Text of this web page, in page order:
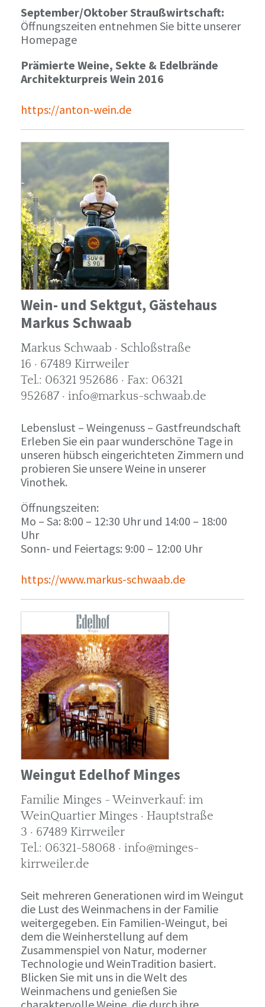
September/Oktober Straußwirtschaft:
Öffnungszeiten entnehmen Sie bitte unserer
Homepage
Prämierte Weine, Sekte & Edelbrände
Architekturpreis Wein 2016
https://anton-wein.de
Wein- und Sektgut, Gästehaus
Markus Schwaab
Markus Schwaab · Schloßstraße
16 · 67489 Kirrweiler
Tel.: 06321 952686 · Fax: 06321
952687 · info@markus-schwaab.de
Lebenslust – Weingenuss – Gastfreundschaft
Erleben Sie ein paar wunderschöne Tage in
unseren hübsch eingerichteten Zimmern und
probieren Sie unsere Weine in unserer
Vinothek.
Öffnungszeiten:
Mo – Sa: 8:00 – 12:30 Uhr und 14:00 – 18:00
Uhr
Sonn- und Feiertags: 9:00 – 12:00 Uhr
https://www.markus-schwaab.de
Weingut Edelhof Minges
Familie Minges - Weinverkauf: im
WeinQuartier Minges · Hauptstraße
3 · 67489 Kirrweiler
Tel.: 06321-58068 · info@minges-
kirrweiler.de
Seit mehreren Generationen wird im Weingut
die Lust des Weinmachens in der Familie
weitergegeben. Ein Familien-Weingut, bei
dem die Weinherstellung auf dem
Zusammenspiel von Natur, moderner
Technologie und WeinTradition basiert.
Blicken Sie mit uns in die Welt des
Weinmachens und genießen Sie